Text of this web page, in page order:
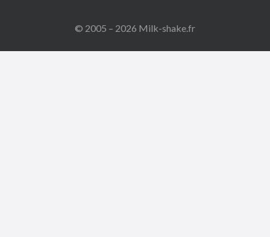
© 2005 – 2026 Milk-shake.fr